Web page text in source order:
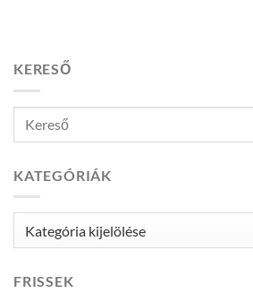
KERESŐ
KATEGÓRIÁK
FRISSEK